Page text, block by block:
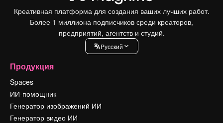
Креативная платформа для создания ваших лучших работ.
Более 1 миллиона подписчиков среди креаторов,
предприятий, агентств и студий.
Pусский
Продукция
Spaces
ИИ-помощник
Генератор изображений ИИ
Генератор видео ИИ